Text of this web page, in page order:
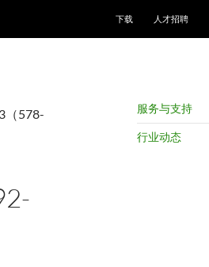
下载
人才招聘
（578-
服务与支持
行业动态